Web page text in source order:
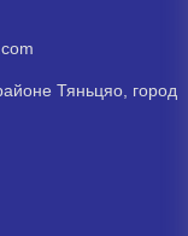
Тяньцяо, город